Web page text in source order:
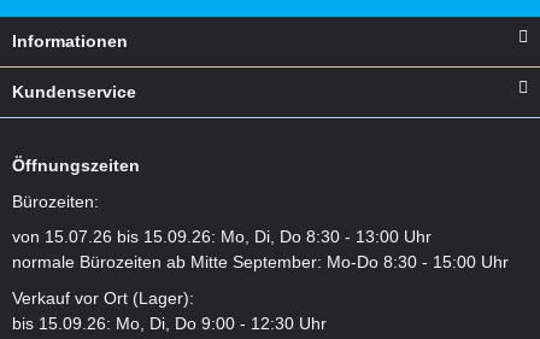
Informationen
Kundenservice
Öffnungszeiten
Bürozeiten:
von 15.07.26 bis 15.09.26: Mo, Di, Do 8:30 - 13:00 Uhr
normale Bürozeiten ab Mitte September: Mo-Do 8:30 - 15:00 Uhr
Verkauf vor Ort (Lager):
bis 15.09.26: Mo, Di, Do 9:00 - 12:30 Uhr